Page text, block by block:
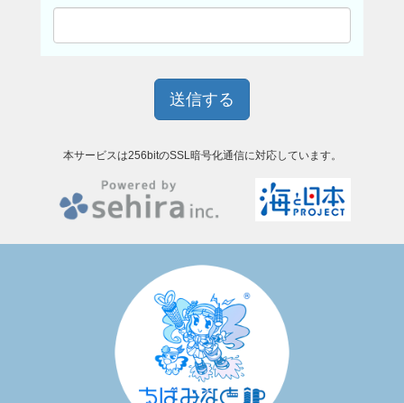
本サービスは256bitのSSL暗号化通信に対応しています。